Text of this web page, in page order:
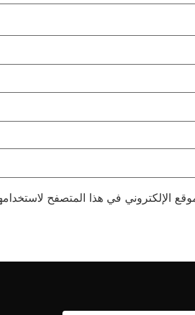
الإلكتروني في هذا المتصفح